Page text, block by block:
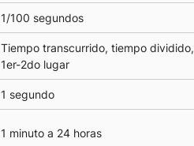
1/100 segundos
Tiempo transcurrido, tiempo dividido,
1er-2do lugar
1 segundo
1 minuto a 24 horas